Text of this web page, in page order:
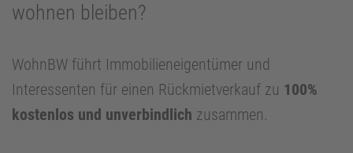
wohnen bleiben?
WohnBW führt Immobilieneigentümer und
Interessenten für einen Rückmietverkauf zu 100%
kostenlos und unverbindlich zusammen.